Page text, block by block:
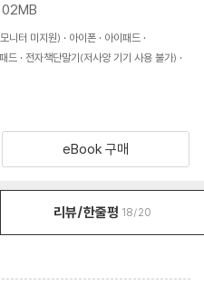
니터 미지원) 아이폰
아이패드
드
전자책단말기(저사양 기기 사용 불가)
eBook 구매
리뷰/한줄평 18/20